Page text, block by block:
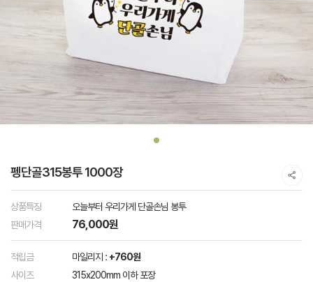
펭단골315봉투 1000장
상품특징
오늘부터 우리가게 단골손님 봉투
판매가격
76,000원
적립금 마일리지 : +760원
사이즈
315x200mm 이하 포장